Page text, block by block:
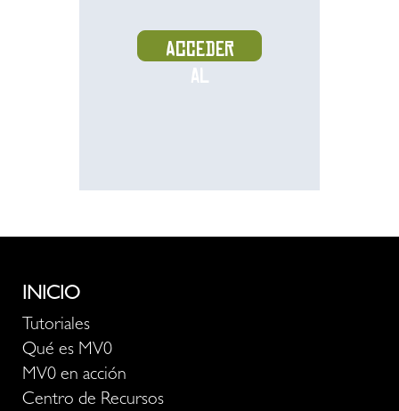
Acceder
al
INICIO
Tutoriales
Qué es MV0
MV0 en acción
Centro de Recursos